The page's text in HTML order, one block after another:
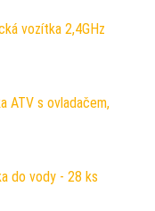
vozítka 2,4GHz
ATV s ovladačem,
do vody - 28 ks